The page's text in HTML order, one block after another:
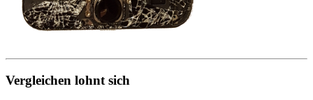
Vergleichen lohnt sich